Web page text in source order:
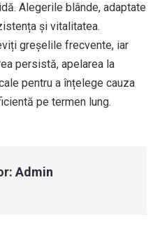
Alegerile blânde, adaptate
și vitalitatea.
greșelile frecvente, iar
persistă, apelarea la
pentru a înțelege cauza
pe termen lung.
Admin